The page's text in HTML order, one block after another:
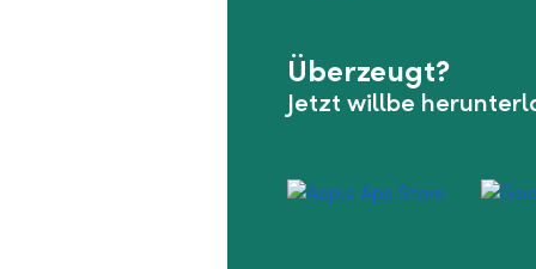
Überzeugt?
Jetzt willbe